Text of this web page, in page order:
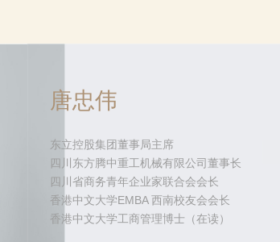
唐忠伟
东立控股集团董事局主席
四川东方腾中重工机械有限公司董事长
四川省商务青年企业家联合会会长
香港中文大学EMBA 西南校友会会长
香港中文大学工商管理博士（在读）